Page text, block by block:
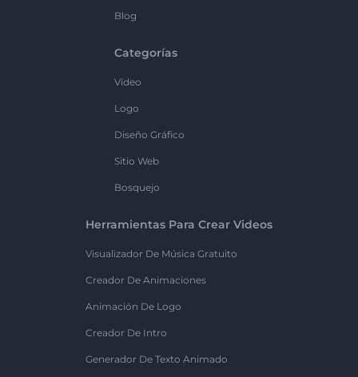
Blog
Categorías
Vídeo
Logo
Diseño Gráfico
Sitio Web
Bosquejo
Herramientas Para Crear Videos
Visualizador De Música Gratuito
Creador De Animaciones
Animación De Logo
Creador De Intro
Generador De Texto Animado